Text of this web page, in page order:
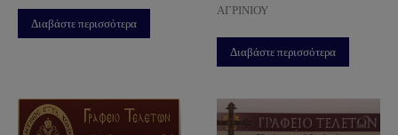
Διαβάστε περισσότερα
ΑΓΡΙΝΙΟΥ
Διαβάστε περισσότερα